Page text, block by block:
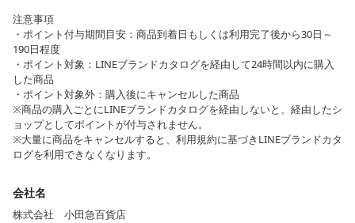
注意事項
・ポイント付与期間目安：商品到着日もしくは利用完了後から30日～
190日程度
・ポイント対象：LINEブランドカタログを経由して24時間以内に購入
した商品
・ポイント対象外：購入後にキャンセルした商品
※商品の購入ごとにLINEブランドカタログを経由しないと、経由したシ
ョップとしてポイントが付与されません。
※大量に商品をキャンセルすると、利用規約に基づきLINEブランドカタ
ログを利用できなくなります。
会社名
株式会社 小田急百貨店